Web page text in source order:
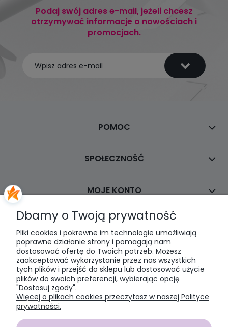
Podaj swój adres e-mail, jeżeli chcesz
otrzymywać informacje o nowościach i
promocjach.
POMOC
SPOŁECZNOŚĆ
MOJE KONTO
PŁATNOŚCI I DOSTAWA
INFORMACJE
O NAS
Dbamy o Twoją prywatność
Pliki cookies i pokrewne im technologie umożliwiają
poprawne działanie strony i pomagają nam
dostosować ofertę do Twoich potrzeb. Możesz
zaakceptować wykorzystanie przez nas wszystkich
tych plików i przejść do sklepu lub dostosować użycie
plików do swoich preferencji, wybierając opcję
"Dostosuj zgody".
Więcej o plikach cookies przeczytasz w naszej Polityce
prywatności.